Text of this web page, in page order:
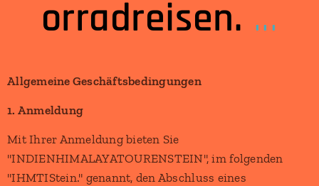
orradreisen. ...
Allgemeine Geschäftsbedingungen
1. Anmeldung
Mit Ihrer Anmeldung bieten Sie
"INDIENHIMALAYATOURENSTEIN", im folgenden
"IHMTIStein." genannt, den Abschluss eines